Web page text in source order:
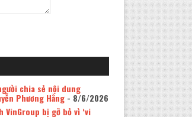
chia sẻ nội dung
Phương Hằng- 8/6/2026
bị gỡ bỏ vì ‘vi